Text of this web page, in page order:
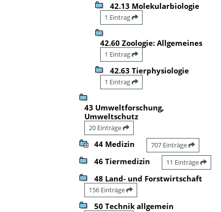
42.13 Molekularbiologie
1 Eintrag
42.60 Zoologie: Allgemeines
1 Eintrag
42.63 Tierphysiologie
1 Eintrag
43 Umweltforschung,
Umweltschutz
20 Einträge
44 Medizin 707 Einträge
46 Tiermedizin 11 Einträge
48 Land- und Forstwirtschaft
156 Einträge
50 Technik allgemein